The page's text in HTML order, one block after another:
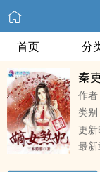
首页 分
秦
作者
类别
更新
最新